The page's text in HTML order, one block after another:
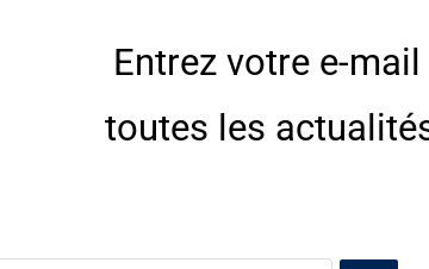
Entrez votre e-
toutes les